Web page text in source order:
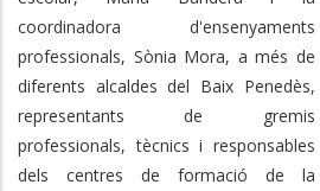
coordinadora d'ensenyaments
professionals, Sònia Mora, a més de
diferents alcaldes del Baix Penedès,
representants de gremis
professionals, tècnics i responsables
dels centres de formació de la